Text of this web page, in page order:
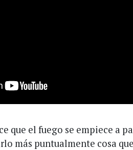
que el fuego se empiece a
más puntualmente cosa